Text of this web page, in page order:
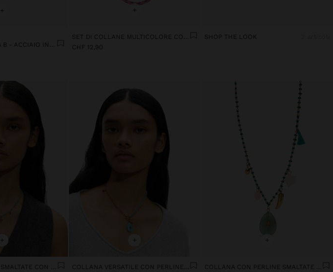
+
CHARM DI LETTERA B - ACCIAIO INOSSIDABILE
+
SET DI COLLANE MULTICOLORE CON CORDONCINO
CHF 12,90
SHOP THE LOOK
+
COLLANA PERLINE SMALTATE CON CHARMS - ACCIAIO INOSSIDABILE
+
COLLANA VERSATILE CON PERLINE DI PIETRA - ACCIAIO INOSSIDABILE
+
COLLANA CON PERLINE SMALTATE CHARMS DI PIETRE - ACCIAIO INOSSIDABILE